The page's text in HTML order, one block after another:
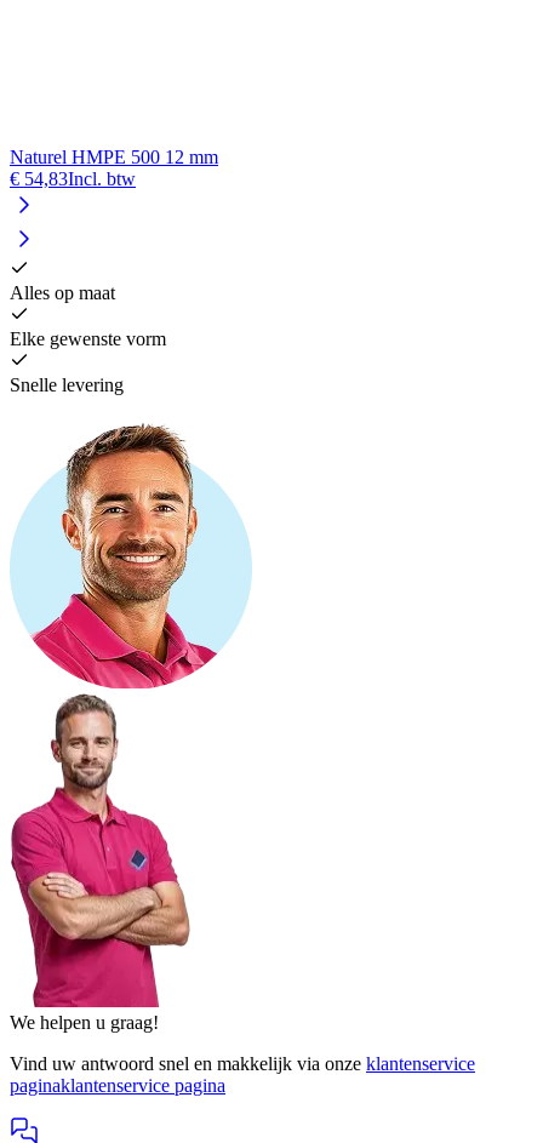
Naturel HMPE 500 12 mm
€ 54,83Incl. btw
Alles op maat
Elke gewenste vorm
Snelle levering
We helpen u graag!
Vind uw antwoord snel en makkelijk via onze klantenservice
paginaklantenservice pagina